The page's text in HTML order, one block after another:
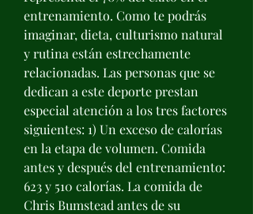
entrenamiento. Como te podrás
imaginar, dieta, culturismo natural
y rutina están estrechamente
relacionadas. Las personas que se
dedican a este deporte prestan
especial atención a los tres factores
siguientes: 1) Un exceso de calorías
en la etapa de volumen. Comida
antes y después del entrenamiento:
623 y 510 calorías. La comida de
Chris Bumstead antes de su